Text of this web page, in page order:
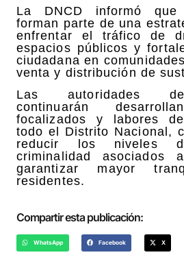
La DNCD informó que
forman parte de una
enfrentar el tráfico de
espacios públicos y
ciudadana en
venta y distribución de
Las autoridades
continuarán
focalizados y labores
todo el Distrito Nacional,
reducir los niveles
criminalidad asociados
garantizar mayor
residentes.
Compartir esta publicación:
WhatsApp Facebook X